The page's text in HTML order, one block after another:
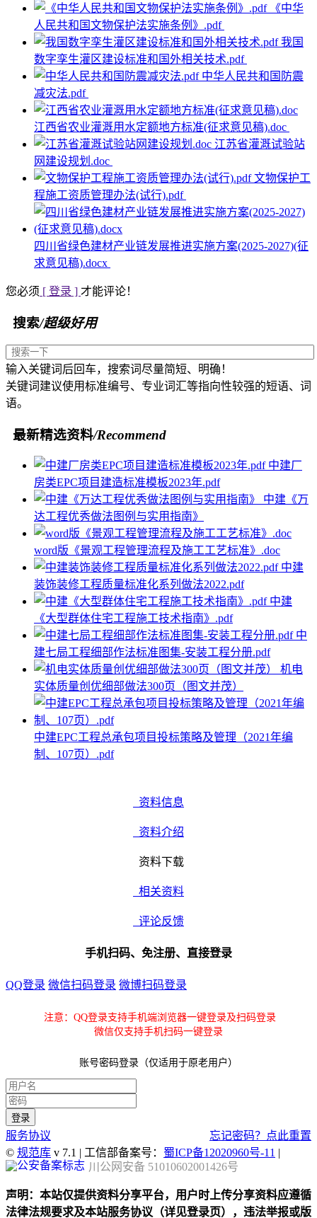
《中华
人民共和国文物保护法实施条例》.pdf
我国
数字孪生灌区建设标准和国外相关技术.pdf
中华人民共和国防震
减灾法.pdf
江西省农业灌溉用水定额地方标准(征求意见稿).doc
江苏省灌溉试验站
网建设规划.doc
文物保护工
程施工资质管理办法(试行).pdf
四川省绿色建材产业链发展推进实施方案(2025-2027)(征
求意见稿).docx
您必须 [ 登录 ] 才能评论！
搜索/超级好用
输入关键词后回车，搜索词尽量简短、明确！
关键词建议使用标准编号、专业词汇等指向性较强的短语、词
语。
最新精选资料/Recommend
中建厂
房类EPC项目建造标准模板2023年.pdf
中建《万
达工程优秀做法图例与实用指南》
word版《景观工程管理流程及施工工艺标准》.doc
中建
装饰装修工程质量标准化系列做法2022.pdf
中建
《大型群体住宅工程施工技术指南》.pdf
中
建七局工程细部作法标准图集-安装工程分册.pdf
机电
实体质量创优细部做法300页（图文并茂）
中建EPC工程总承包项目投标策略及管理（2021年编
制、107页）.pdf
资料信息
资料介绍
资料下载
相关资料
评论反馈
手机扫码、免注册、直接登录
QQ登录 微信扫码登录 微博扫码登录
注意：QQ登录支持手机端浏览器一键登录及扫码登录
微信仅支持手机扫码一键登录
账号密码登录（仅适用于原老用户）
服务协议
忘记密码？点此重置
© 规范库 v 7.1 | 工信部备案号： 蜀ICP备12020960号-11 |
川公网安备 51010602001426号
声明：本站仅提供资料分享平台，用户时上传分享资料应遵循
法律法规要求及本站服务协议（详见登录页），违法举报或版